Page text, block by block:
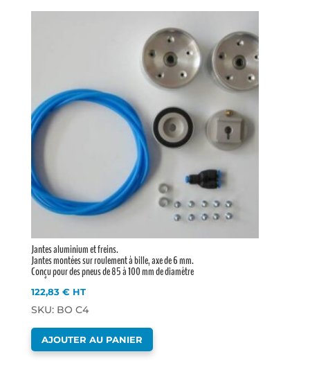
Jantes aluminium et freins.
Jantes montées sur roulement à bille, axe de 6 mm.
Conçu pour des pneus de 85 à 100 mm de diamètre
122,83€ HT
SKU: BO C4
AJOUTER AU PANIER